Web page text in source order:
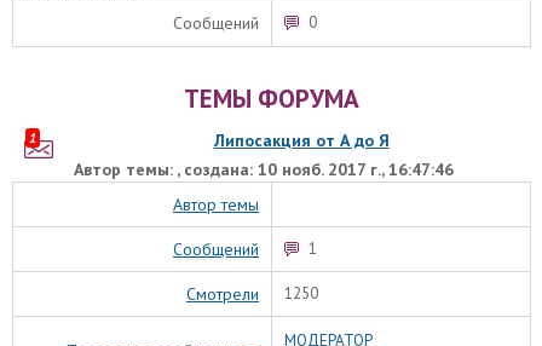
Сообщений
0
ТЕМЫ ФОРУМА
Липосакция от А до Я
Автор темы: , создана: 10 нояб. 2017 г., 16:47:46
1
Автор темы
Сообщений 1
Смотрели 1250
МОДЕРАТОР